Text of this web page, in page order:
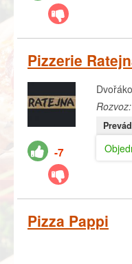
Pizzerie
-7
Rozvoz:
Pizza Pappi